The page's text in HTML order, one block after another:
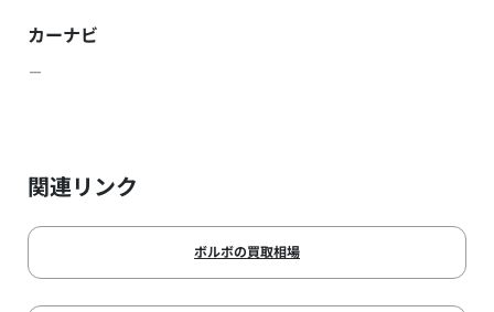
カーナビ
－
関連リンク
ボルボの買取相場